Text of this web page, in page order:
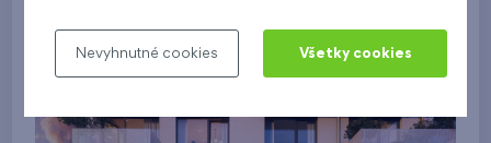
Nevyhnutné cookies Všetky cookies